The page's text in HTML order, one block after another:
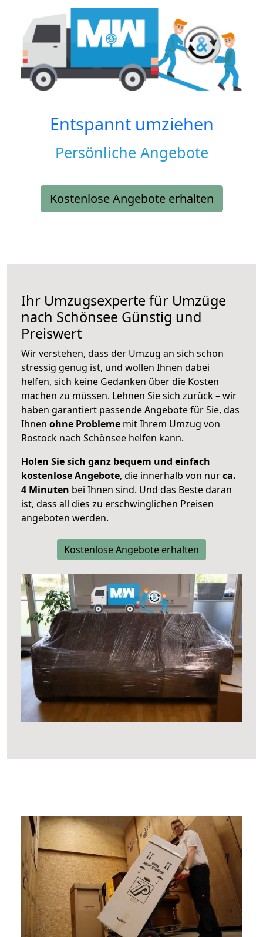
Entspannt umziehen
Persönliche Angebote
Kostenlose Angebote erhalten
Ihr Umzugsexperte für Umzüge
nach Schönsee Günstig und
Preiswert
Wir verstehen, dass der Umzug an sich schon
stressig genug ist, und wollen Ihnen dabei
helfen, sich keine Gedanken über die Kosten
machen zu müssen. Lehnen Sie sich zurück – wir
haben garantiert passende Angebote für Sie, das
Ihnen ohne Probleme mit Ihrem Umzug von
Rostock nach Schönsee helfen kann.
Holen Sie sich ganz bequem und einfach
kostenlose Angebote, die innerhalb von nurca.
4 Minuten bei Ihnen sind. Und das Beste daran
ist, dass all dies zu erschwinglichen Preisen
angeboten werden.
Kostenlose Angebote erhalten